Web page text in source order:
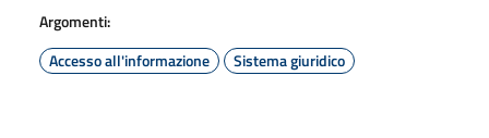
Argomenti:
Accesso all'informazione
Sistema giuridico